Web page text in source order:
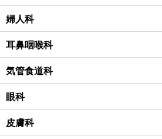
婦人科
耳鼻咽喉科
気管食道科
眼科
皮膚科